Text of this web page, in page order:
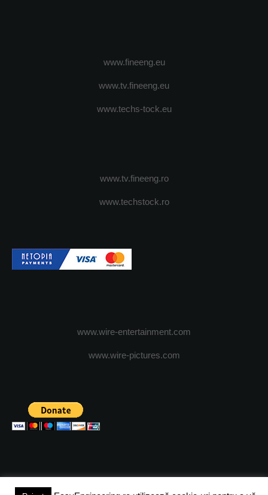
www.fineeng.eu
www.tv.fineeng.eu
www.techs-tock.eu
www.tv.fineeng.ro
www.techstock.ro
www.wire-entertainment.com
www.wire-pictures.com